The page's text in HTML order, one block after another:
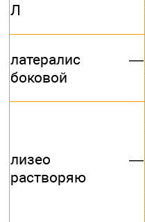
Л
латералис —
боковой
лизео —
растворяю